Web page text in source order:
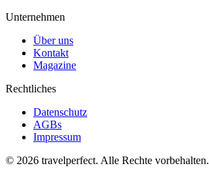
Unternehmen
Über uns
Kontakt
Magazine
Rechtliches
Datenschutz
AGBs
Impressum
© 2026 travelperfect. Alle Rechte vorbehalten.